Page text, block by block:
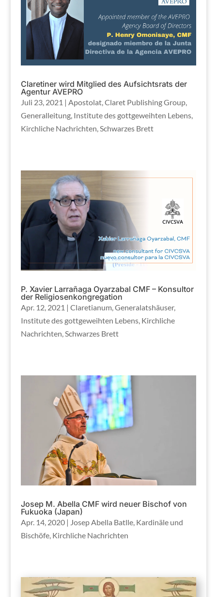
Claretiner wird Mitglied des Aufsichtsrats der
Agentur AVEPRO
Juli 23, 2021 | Apostolat, Claret Publishing Group,
Generalleitung, Institute des gottgeweihten Lebens,
Kirchliche Nachrichten Schwarzes Brett
P. Xavier Larrañaga Oyarzabal CMF – Konsultor
der Religiosenkongregation
Apr. 12, 2021 | Claretianum,Generalatshäuser,
Institute des gottgeweihten Lebens, Kirchliche
Nachrichten,Schwarzes Brett
Josep M. Abella CMF wird neuer Bischof von
Fukuoka (Japan)
Apr. 14, 2020| Josep Abella Batlle, Kardinäle und
Bischöfe, Kirchliche Nachrichten